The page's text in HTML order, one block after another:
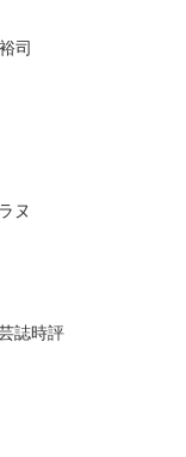
司
ヌ
誌時評